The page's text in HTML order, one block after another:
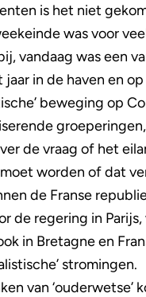
is het niet
was voor
vandaag was een
jaar in de haven en
beweging op
de vraag of het
worden of dat
de Franse
de regering in
in Bretagne en
stromingen.
van ‘ouderwetse’